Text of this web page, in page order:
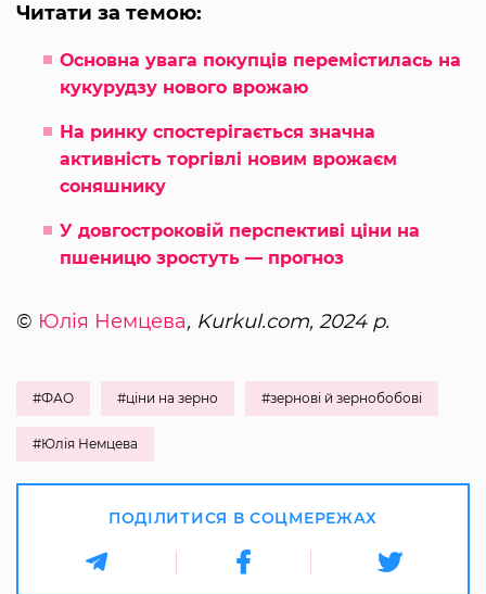
Читати за темою:
Основна увага покупців перемістилась на
кукурудзу нового врожаю
На ринку спостерігається значна
активність торгівлі новим врожаєм
соняшнику
У довгостроковій перспективі ціни на
пшеницю зростуть — прогноз
© Юлія Немцева, Kurkul.com, 2024 р.
#ФАО #ціни на зерно #зернові й зернобобові
#Юлія Немцева
ПОДІЛИТИСЯ В СОЦМЕРЕЖАХ